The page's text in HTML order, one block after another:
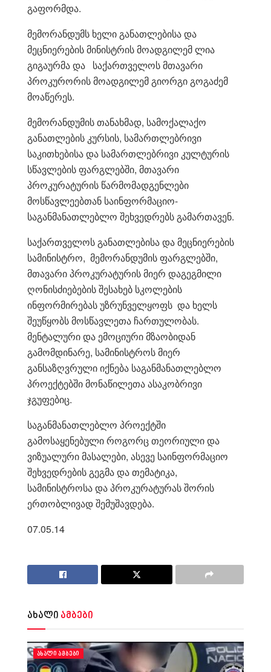
გაფორმდა.
მემორანდუმს ხელი განათლებისა და
მეცნიერების მინისტრის მოადგილემ ლია
გიგაურმა და საქართველოს მთავარი
პროკურორის მოადგილემ გიორგი გოგაძემ
მოაწერეს.
მემორანდუმის თანახმად, სამოქალაქო
განათლების კურსის, სამართლებრივი
საკითხებისა და სამართლებრივი კულტურის
სწავლების ფარგლებში, მთავარი
პროკურატურის წარმომადგენლები
მოსწავლეებთან საინფორმაციო-
საგანმანათლებლო შეხვედრებს გამართავენ.
საქართველოს განათლებისა და მეცნიერების
სამინისტრო, მემორანდუმის ფარგლებში,
მთავარი პროკურატურის მიერ დაგეგმილი
ღონისძიებების შესახებ სკოლების
ინფორმირებას უზრუნველყოფს და ხელს
შეუწყობს მოსწავლეთა ჩართულობას.
მენტალური და ემოციური მზაობიდან
გამომდინარე, სამინისტროს მიერ
განსაზღვრული იქნება საგანმანათლებლო
პროექტებში მონაწილეთა ასაკობრივი
ჯგუფებიც.
საგანმანათლებლო პროექტში
გამოსაყენებული როგორც თეორიული და
ვიზუალური მასალები, ასევე საინფორმაციო
შეხვედრების გეგმა და თემატიკა,
სამინისტროსა და პროკურატურას შორის
ერთობლივად შემუშავდება.
07.05.14
ახალი ამბები
ᲐᲮᲐᲚᲘ ᲐᲛᲑᲔᲑᲘ